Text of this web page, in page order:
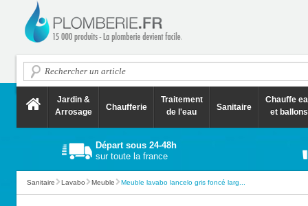
Jardin &
Arrosage
Chaufferie
Traitement
de l'eau
Sanitaire
Chauffe
et ballons
Départ sous 24-48h
sur toute la france
Sanitaire Lavabo Meuble Meuble lavabo lancelo gris foncé larg...